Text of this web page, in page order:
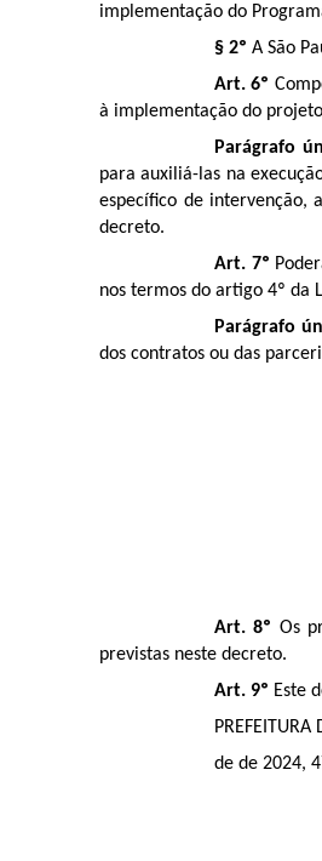
implementação do
§ 2º A São
Art. 6º
à implementação do
Parágrafo
para auxiliá-las na
específico de intervenção,
decreto.
Art. 7º
nos termos do artigo 4º da
Parágrafo
dos contratos ou das
Art. 8º Os
previstas neste decreto.
Art. 9º Este
de de 2024,